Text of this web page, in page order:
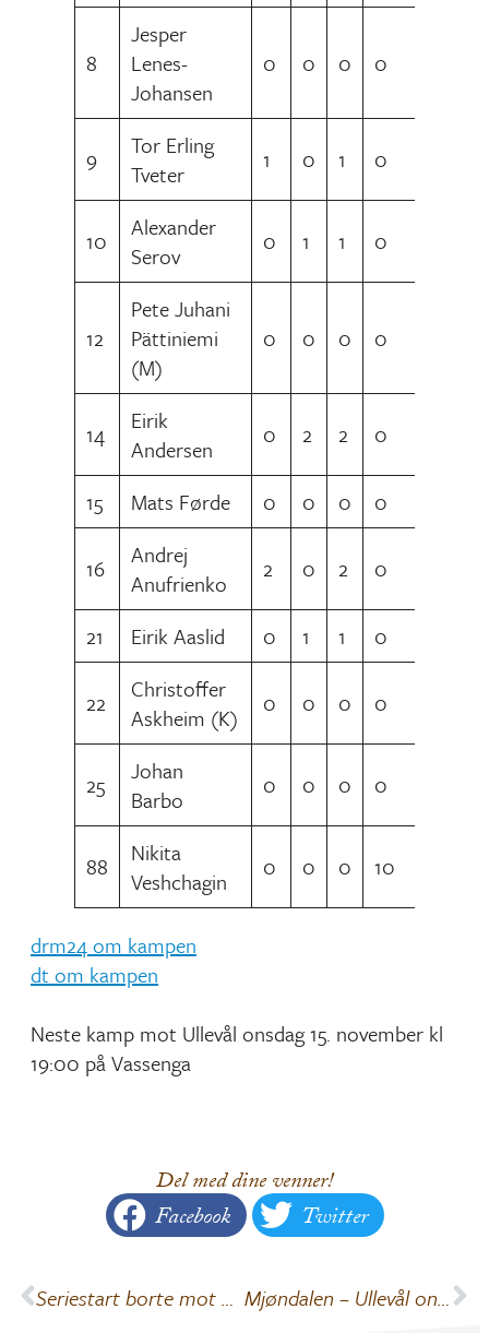
8
Jesper
Lenes-
Johansen
0 0 0 0
9
Tor Erling
Tveter
1 0 1 0
10
Alexander
Serov
0 1 1 0
12
Pete Juhani
Pättiniemi
(M)
0 0 0 0
14
Eirik
Andersen
0 2 2 0
15 Mats Førde 0 0 0 0
16
Andrej
Anufrienko
2 0 2 0
21 Eirik Aaslid 0 1 1 0
22
Christoffer
Askheim (K)
0 0 0 0
25
Johan
Barbo
0 0 0 0
88
Nikita
Veshchagin
0 0 0 10
drm24 om kampen
dt om kampen
Neste kamp mot Ullevål onsdag 15. november kl
19:00 på Vassenga
Del med dine venner!
Facebook Twitter
Seriestart borte mot Solberg Mjøndalen – Ullevål onsdag 15.11